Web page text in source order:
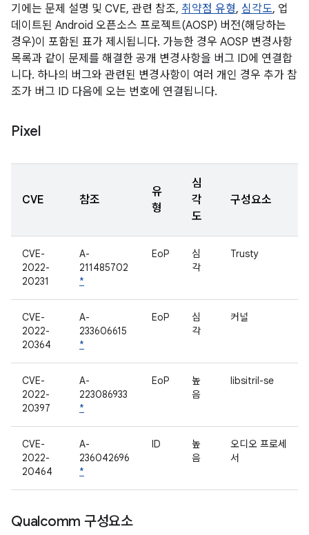
기에는 문제 설명 및 CVE, 관련 참조, 취약점 유형, 심각도, 업
데이트된 Android 오픈소스 프로젝트(AOSP) 버전(해당하는
경우)이 포함된 표가 제시됩니다. 가능한 경우 AOSP 변경사항
목록과 같이 문제를 해결한 공개 변경사항을 버그 ID에 연결합
니다. 하나의 버그와 관련된 변경사항이 여러 개인 경우 추가 참
조가 버그 ID 다음에 오는 번호에 연결됩니다.
Pixel
CVE 참조
유
형
심
각
도
구성요소
CVE-
2022-
20231
A-
211485702
*
EoP
심
각
Trusty
CVE-
2022-
20364
A-
233606615
*
EoP
심
각
커널
CVE-
2022-
20397
A-
223086933
*
EoP
높
음
libsitril-se
CVE-
2022-
20464
A-
236042696
*
ID
높
음
오디오 프로세
서
Qualcomm 구성요소